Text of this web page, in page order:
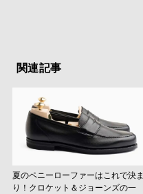
関連記事
夏のペニーローファーはこれで決ま
り！クロケット＆ジョーンズの一